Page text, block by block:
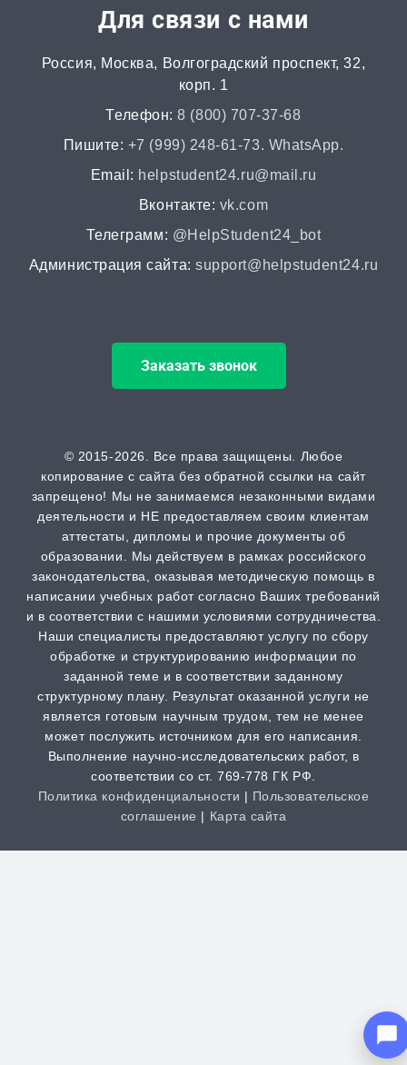
от 2 часов | от 500 ₽
Аннотация
НИР
от 2 часов | от 5000 ₽
Докторская диссертация
Кандидатская диссертация
ВАК
от 2 часов | от 500 ₽
Scopus
от 2 часов | от 500 ₽
РИНЦ
от 2 часов | от 500 ₽
Шпаргалка
от 1 часа | от 300 ₽
Дистанционная задача
от 1 часа | от 300 ₽
Для связи с нами
Россия, Москва, Волгоградский проспект, 32,
корп. 1
Телефон:8 (800) 707-37-68
Пишите: +7 (999) 248-61-73. WhatsApp.
Email: helpstudent24.ru@mail.ru
Вконтакте: vk.com
Телеграмм: @HelpStudent24_bot
Администрация сайта:support@helpstudent24.ru
Заказать звонок
© 2015-2026. Все права защищены. Любое
копирование с сайта без обратной ссылки на сайт
запрещено! Мы не занимаемся незаконными видами
деятельности и НЕ предоставляем своим клиентам
аттестаты, дипломы и прочие документы об
образовании. Мы действуем в рамках российского
законодательства, оказывая методическую помощь в
написании учебных работ согласно Ваших требований
и в соответствии с нашими условиями сотрудничества.
Наши специалисты предоставляют услугу по сбору
обработке и структурированию информации по
заданной теме и в соответствии заданному
структурному плану. Результат оказанной услуги не
является готовым научным трудом, тем не менее
может послужить источником для его написания.
Выполнение научно-исследовательских работ, в
соответствии со ст. 769-778 ГК РФ.
Политика конфиденциальности | Пользовательское
соглашение | Карта сайта